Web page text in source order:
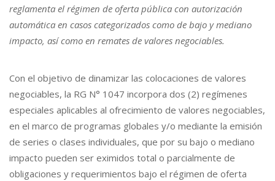
reglamenta el régimen de oferta pública con autorización
automática en casos categorizados como de bajo y mediano
impacto, así como en remates de valores negociables.
Con el objetivo de dinamizar las colocaciones de valores
negociables, la RG N° 1047 incorpora dos (2) regímenes
especiales aplicables al ofrecimiento de valores negociables,
en el marco de programas globales y/o mediante la emisión
de series o clases individuales, que por su bajo o mediano
impacto pueden ser eximidos total o parcialmente de
obligaciones y requerimientos bajo el régimen de oferta